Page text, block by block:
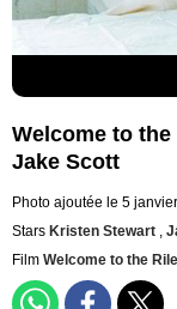
Welcome to
Jake Scott
Photo ajoutée le 5
Stars Kristen Stewart ,
Film Welcome to the